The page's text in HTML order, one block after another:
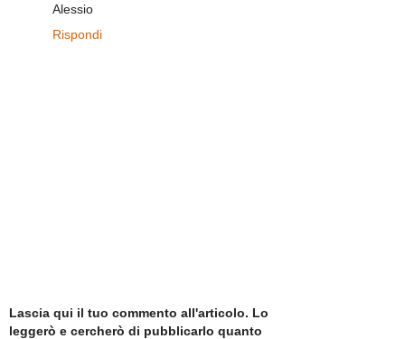
Alessio
Rispondi
Lascia qui il tuo commento all'articolo. Lo
leggerò e cercherò di pubblicarlo quanto